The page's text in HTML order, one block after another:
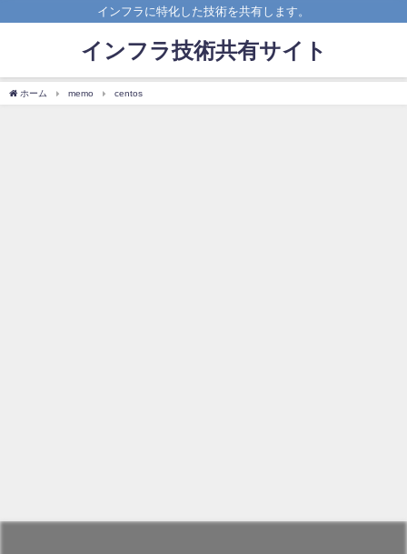
インフラに特化した技術を共有します。
インフラ技術共有サイト
ホーム memo centos